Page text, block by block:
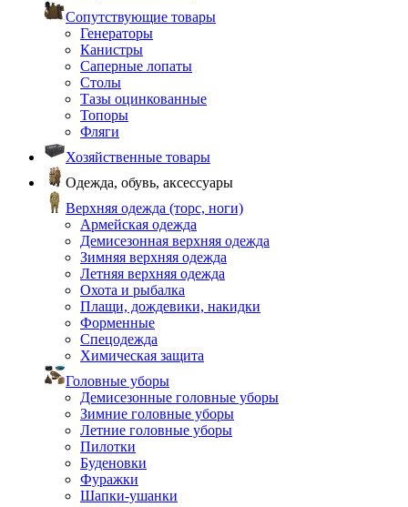
Сопутствующие товары
Генераторы
Канистры
Саперные лопаты
Столы
Тазы оцинкованные
Топоры
Фляги
Хозяйственные товары
Одежда, обувь, аксессуары
Верхняя одежда (торс, ноги)
Армейская одежда
Демисезонная верхняя одежда
Зимняя верхняя одежда
Летняя верхняя одежда
Охота и рыбалка
Плащи, дождевики, накидки
Форменные
Спецодежда
Химическая защита
Головные уборы
Демисезонные головные уборы
Зимние головные уборы
Летние головные уборы
Пилотки
Буденовки
Фуражки
Шапки-ушанки